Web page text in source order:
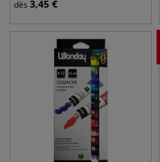
dès 3,45 €